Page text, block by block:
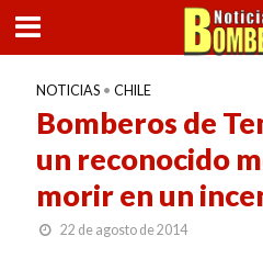
NOTICIAS • CHILE
Bomberos de
un reconocido
morir en un
22 de agosto de 2014